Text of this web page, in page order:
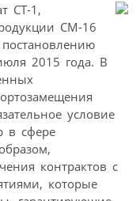
СТ-1,
СМ-16
2015 года. В
условие
в сфере
контрактов с
которые